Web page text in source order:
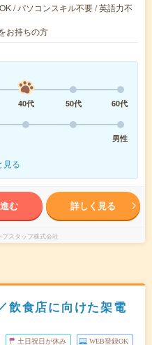
/ パソコンスキル不要 / 英語力不
お持ちの方
40代 50代
60代
男性
見る
む 詳しく見る
スタッフ株式会社
飲食店に向けた架電
土日祝日が休み WEB登録OK